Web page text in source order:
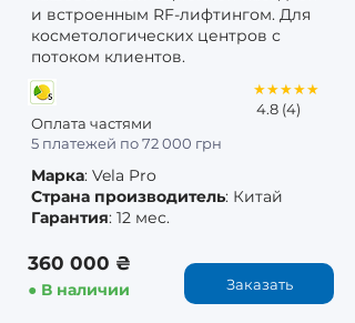
и встроенным RF-лифтингом. Для
косметологических центров с
потоком клиентов.
Оплата частями
5 платежей по 72 000 грн
★★★★★
4.8 (4)
Марка: Vela Pro
Страна производитель: Китай
Гарантия: 12 мес.
360 000 ₴
● В наличии Заказать